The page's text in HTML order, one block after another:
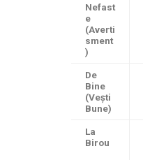
Nefast
e
(Averti
sment
)
De
Bine
(Vești
Bune)
La
Birou